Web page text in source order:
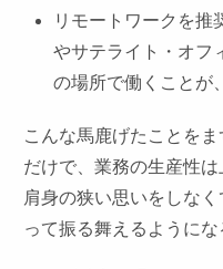
リモートワークを推
やサテライト・オフ
の場所で働くこと
こんな馬鹿げたことを
だけで、業務の生産性は
肩身の狭い思いをしな
って振る舞えるようにな